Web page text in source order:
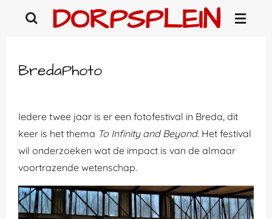
DORPSPLEIN
BredaPhoto
Iedere twee jaar is er een fotofestival in Breda, dit
keer is het thema To Infinity and Beyond. Het festival
wil onderzoeken wat de impact is van de almaar
voortrazende wetenschap.